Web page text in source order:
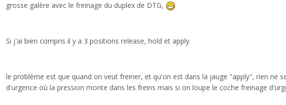
grosse galère avec le freinage du duplex de DTG,
Si j'ai bien compris il y a 3 positions release, hold et apply
le problème est que quand on veut freiner, et qu'on est dans la jauge "apply", rien ne
d'urgence où la pression monte dans les freins mais si on loupe le coche freinage